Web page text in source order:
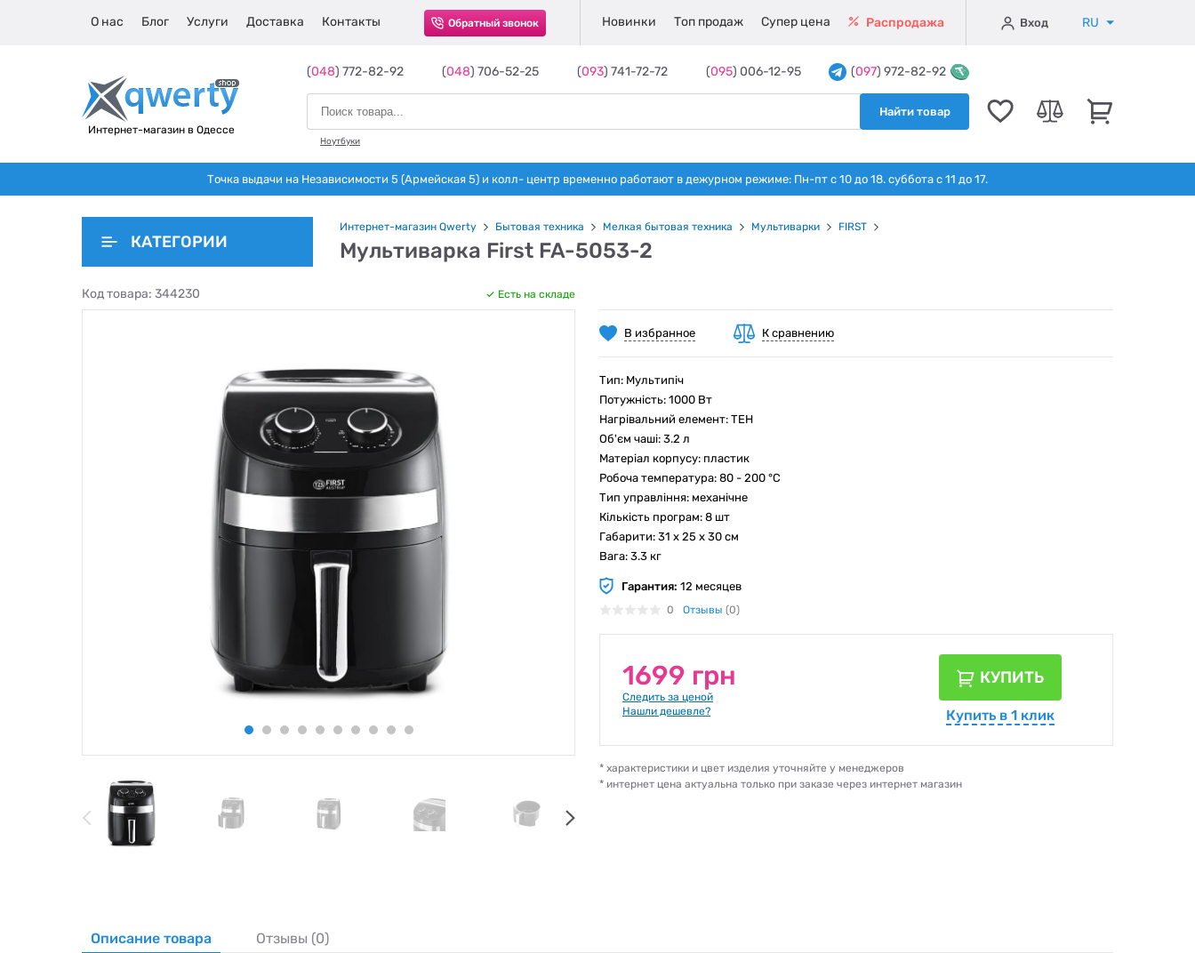
О нас Блог Услуги Доставка Контакты Обратный звонок Новинки Топ продаж Супер цена Распродажа Вход RU
Интернет-магазин в Одессе
(048) 772-82-92 (048) 706-52-25 (093) 741-72-72 (095) 006-12-95 (097) 972-82-92
Найти товар
Ноутбуки
Точка выдачи на Независимости 5 (Армейская 5) и колл- центр временно работают в дежурном режиме: Пн-пт с 10 до 18. суббота с 11 до 17.
КАТЕГОРИИ
Интернет-магазин Qwerty Бытовая техника Мелкая бытовая техника Мультиварки FIRST
Мультиварка First FA-5053-2
Код товара: 344230 Есть на складе
В избранное К сравнению
Тип: Мультипіч
Потужність: 1000 Вт
Нагрівальний елемент: ТЕН
Об'єм чаші: 3.2 л
Матеріал корпусу: пластик
Робоча температура: 80 - 200 °C
Тип управління: механічне
Кількість програм: 8 шт
Габарити: 31 х 25 х 30 см
Вага: 3.3 кг
Гарантия: 12 месяцев
0 Отзывы (0)
1699 грн
Следить за ценой
Нашли дешевле?
КУПИТЬ
Купить в 1 клик
* характеристики и цвет изделия уточняйте у менеджеров
* интернет цена актуальна только при заказе через интернет магазин
Описание товара Отзывы (0)